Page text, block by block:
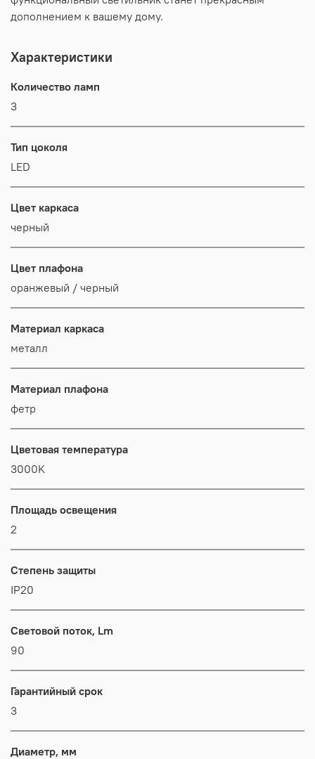
дополнением к вашему дому.
Характеристики
Количество ламп
3
Тип цоколя
LED
Цвет каркаса
черный
Цвет плафона
оранжевый / черный
Материал каркаса
металл
Материал плафона
фетр
Цветовая температура
3000K
Площадь освещения
2
Степень защиты
IP20
Световой поток, Lm
90
Гарантийный срок
3
Диаметр, мм